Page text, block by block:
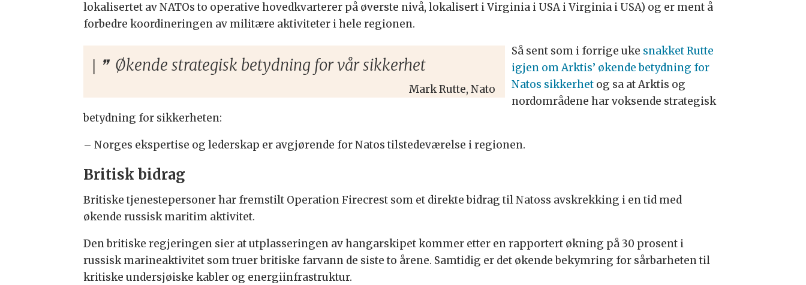
lokalisertet av NATOs to operative hovedkvarterer på øverste nivå, lokalisert i Virginia i USA i Virginia i USA) og er ment å
forbedre koordineringen av militære aktiviteter i hele regionen.
Økende strategisk betydning for vår sikkerhet
Mark Rutte, Nato
Så sent som i forrige uke snakket Rutte
igjen om Arktis’ økende betydning for
Natos sikkerhet og sa at Arktis og
nordområdene har voksende strategisk
betydning for sikkerheten:
– Norges ekspertise og lederskap er avgjørende for Natos tilstedeværelse i regionen.
Britisk bidrag
Britiske tjenestepersoner har fremstilt Operation Firecrest som et direkte bidrag til Natoss avskrekking i en tid med
økende russisk maritim aktivitet.
Den britiske regjeringen sier at utplasseringen av hangarskipet kommer etter en rapportert økning på 30 prosent i
russisk marineaktivitet som truer britiske farvann de siste to årene. Samtidig er det økende bekymring for sårbarheten til
kritiske undersjøiske kabler og energiinfrastruktur.